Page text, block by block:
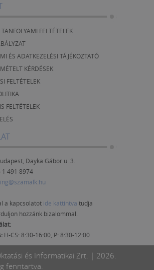
FELTÉTELEK
ÉS ADATKEZELÉSI TÁJÉKOZTATÓ
KÉRDÉSEK
FELTÉTELEK
FELTÉTELEK
Dayka Gábor u. 3.
1 491 8974
a kapcsolatot ide kattintva tudja
hozzánk bizalommal.
H-CS: 8:30-16:00, P: 8:30-12:00
és Informatikai Zrt. | 2026.
fenntartva.